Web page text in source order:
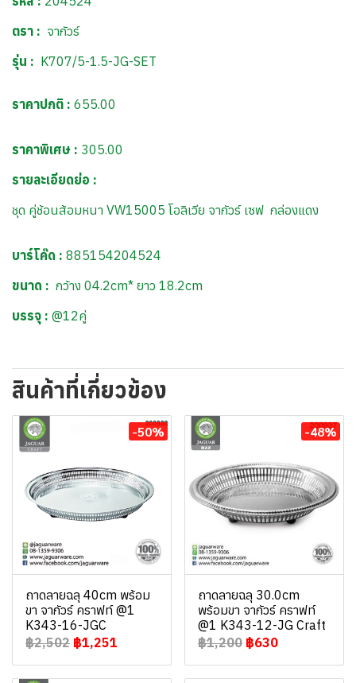
ตรา : จากัวร์
รุ่น : K707/5-1.5-JG-SET
ราคาปกติ : 655.00
ราคาพิเศษ : 305.00
รายละเอียดย่อ :
ชุด คู่ช้อนส้อมหนา VW15005 โอลิเวีย จากัวร์ เซฟ กล่องแดง
บาร์โค๊ด : 885154204524
ขนาด : กว้าง 04.2cm* ยาว 18.2cm
บรรจุ : @12คู่
สินค้าที่เกี่ยวข้อง
-50%
ถาดลายฉลุ 40cm พร้อม
ขา จากัวร์ คราฟท์ @1
K343-16-JGC
฿2,502 ฿1,251
-48%
ถาดลายฉลุ 30.0cm
พร้อมขา จากัวร์ คราฟท์
@1 K343-12-JG Craft
฿1,200 ฿630